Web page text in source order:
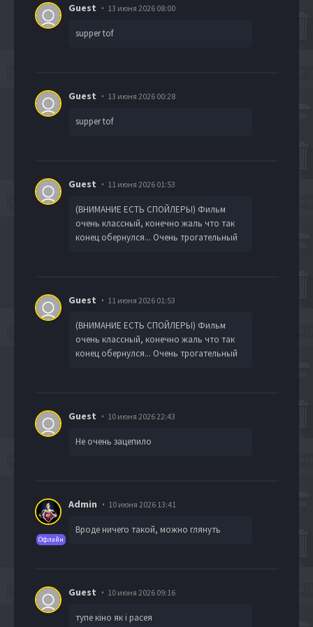
Guest 13 июня 2026 08:00
supper tof
Guest 13 июня 2026 00:28
supper tof
Guest 11 июня 2026 01:53
(ВНИМАНИЕ ЕСТЬ СПОЙЛЕРЫ) Фильм
очень классный, конечно жаль что так
конец обернулся... Очень трогательный
Guest 11 июня 2026 01:53
(ВНИМАНИЕ ЕСТЬ СПОЙЛЕРЫ) Фильм
очень классный, конечно жаль что так
конец обернулся... Очень трогательный
Guest 10 июня 2026 22:43
Не очень зацепило
Офлайн
Admin 10 июня 2026 13:41
Вроде ничего такой, можно глянуть
Guest 10 июня 2026 09:16
тупе кіно як і расея